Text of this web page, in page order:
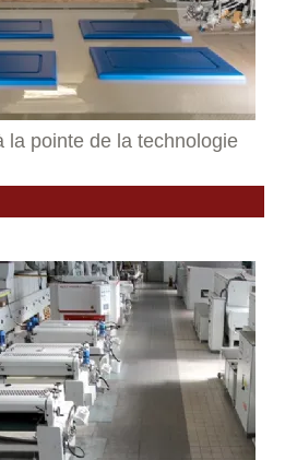
la pointe de la technologie